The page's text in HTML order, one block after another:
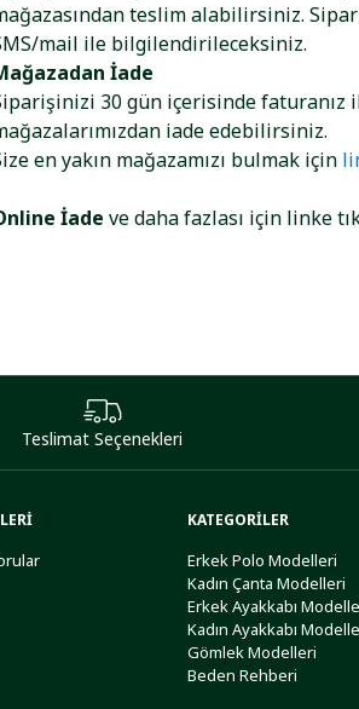
teslim alabilirsiniz.
mail ile bilgilendirileceksiniz.
İade
30 gün içerisinde faturanız
iade edebilirsiniz.
en yakın mağazamızı bulmak için
İade ve daha fazlası için linke
Teslimat Seçenekleri
KATEGORİLER
Erkek Polo Modelleri
Kadın Çanta Modelleri
Erkek Ayakkabı
Kadın Ayakkabı
Gömlek Modelleri
Beden Rehberi